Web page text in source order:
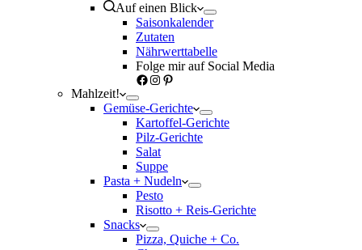
Auf einen Blick
Saisonkalender
Zutaten
Nährwerttabelle
Folge mir auf Social Media
Facebook
Instagram
Pinterest
Mahlzeit!
Gemüse-Gerichte
Kartoffel-Gerichte
Pilz-Gerichte
Salat
Suppe
Pasta + Nudeln
Pesto
Risotto + Reis-Gerichte
Snacks
Pizza, Quiche + Co.